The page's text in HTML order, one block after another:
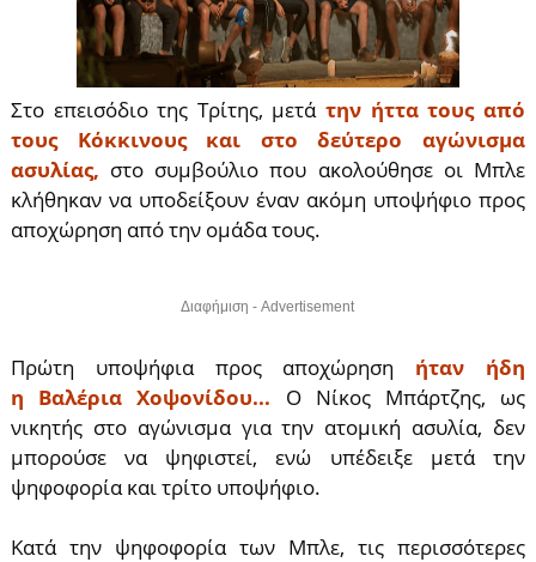
Στο επεισόδιο της Τρίτης, μετάτην ήττα τους από
τους Κόκκινους και στο δεύτερο αγώνισμα
ασυλίας, στο συμβούλιο που ακολούθησε οι Μπλε
κλήθηκαν να υποδείξουν έναν ακόμη υποψήφιο προς
αποχώρηση από την ομάδα τους.
Διαφήμιση - Advertisement
Πρώτη υποψήφια προς αποχώρηση ήταν ήδη
η Βαλέρια Χοψονίδου...
Ο Νίκος Μπάρτζης, ως
νικητής στο αγώνισμα για την ατομική ασυλία, δεν
μπορούσε να ψηφιστεί, ενώ υπέδειξε μετά την
ψηφοφορία και τρίτο υποψήφιο.
Κατά την ψηφοφορία των Μπλε, τις περισσότερες